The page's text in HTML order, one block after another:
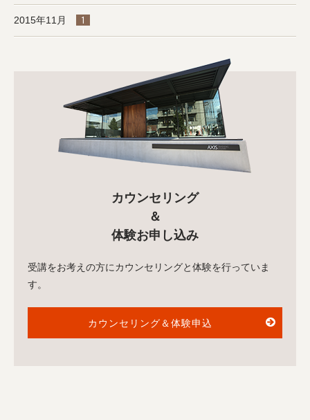
2015年11月 1
カウンセリング
＆
体験お申し込み
受講をお考えの方にカウンセリングと体験を行っていま
す。
カウンセリング＆体験申込